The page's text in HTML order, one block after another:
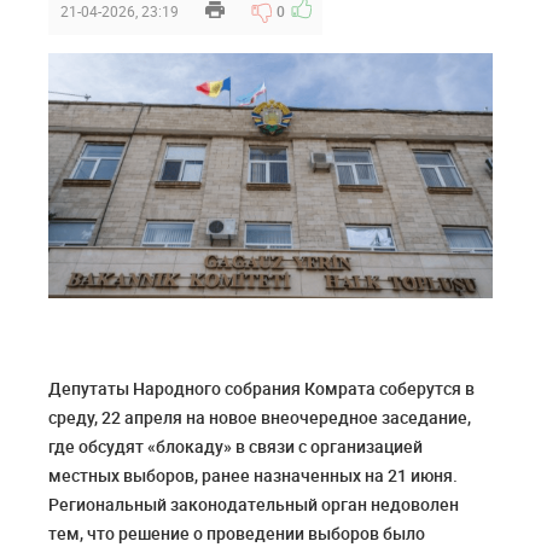
21-04-2026, 23:19 0
Депутаты Народного собрания Комрата соберутся в
среду, 22 апреля на новое внеочередное заседание,
где обсудят «блокаду» в связи с организацией
местных выборов, ранее назначенных на 21 июня.
Региональный законодательный орган недоволен
тем, что решение о проведении выборов было